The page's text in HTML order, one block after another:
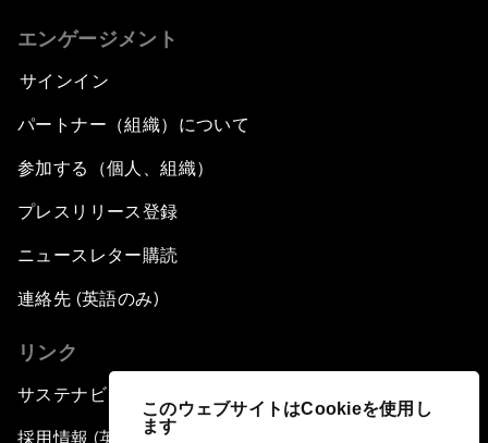
このウェブサイトはCookieを使用し
ます
エンゲージメント
サインイン
パートナー（組織）について
参加する（個人、組織）
プレスリリース登録
ニュースレター購読
連絡先 (英語のみ)
リンク
サステナビリティへの取り組み
採用情報 (英語のみ)